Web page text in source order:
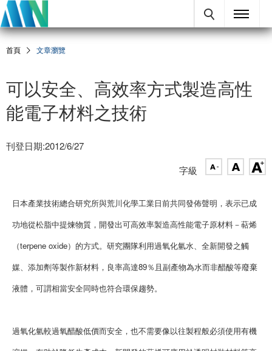
首頁 文章瀏覽
可以安全、高效率方式製造高性
能電子材料之技術
刊登日期:2012/6/27
字級
日本產業技術總合研究所與荒川化學工業日前共同發佈聲明，表示已成
功地從松脂中提煉物質，開發出可高效率製造高性能電子原材料－萜烯
（terpene oxide）的方式。 研究團隊利用過氧化氫水、全新開發之觸
媒、添加劑等製作新材料，良率高達89％且副產物為水而非醋酸等廢棄
液體，可謂相當安全同時也符合環保趨勢。
過氧化氫較過氧醋酸低價而安全，也不需要像以往製程般必須使用有機